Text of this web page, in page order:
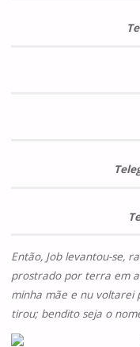
Então, Job levantou-se,
prostrado por terra em
minha mãe e nu voltarei
tirou; bendito seja o